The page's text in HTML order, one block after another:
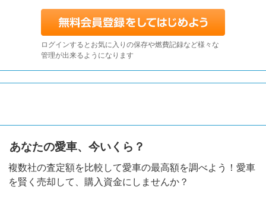
ログインするとお気に入りの保存や燃費記録など様々な
管理が出来るようになります
あなたの愛車、今いくら？
複数社の査定額を比較して愛車の最高額を調べよう！愛車
を賢く売却して、購入資金にしませんか？